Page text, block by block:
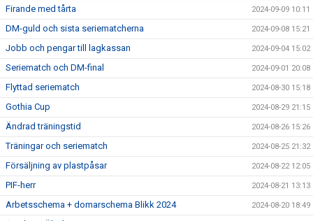
Firande med tårta 2024-09-09 10:11
DM-guld och sista seriematcherna 2024-09-08 15:21
Jobb och pengar till lagkassan 2024-09-04 15:02
Seriematch och DM-final 2024-09-01 20:08
Flyttad seriematch 2024-08-30 15:18
Gothia Cup 2024-08-29 21:15
Ändrad träningstid 2024-08-26 15:26
Träningar och seriematch 2024-08-25 21:32
Försäljning av plastpåsar 2024-08-22 12:05
PIF-herr 2024-08-21 13:13
Arbetsschema + domarschema Blikk 2024 2024-08-20 18:49